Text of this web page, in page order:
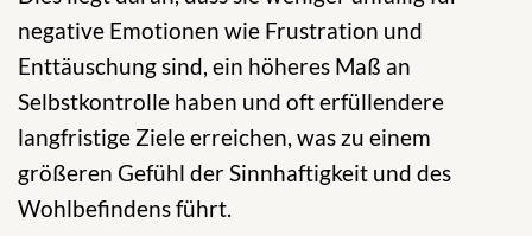
negative Emotionen wie Frustration und
Enttäuschung sind, ein höheres Maß an
Selbstkontrolle haben und oft erfüllendere
langfristige Ziele erreichen, was zu einem
größeren Gefühl der Sinnhaftigkeit und des
Wohlbefindens führt.